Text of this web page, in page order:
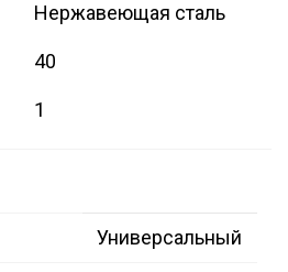
Нержавеющая сталь
40
1
Универсальный